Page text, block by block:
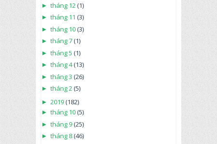
► tháng 12 (1)
► tháng 11 (3)
► tháng 10(3)
► tháng 7(1)
► tháng 5 (1)
► tháng 4(13)
► tháng 3 (26)
► tháng 2(5)
► 2019(182)
► tháng 10(5)
► tháng 9(25)
► tháng 8(46)